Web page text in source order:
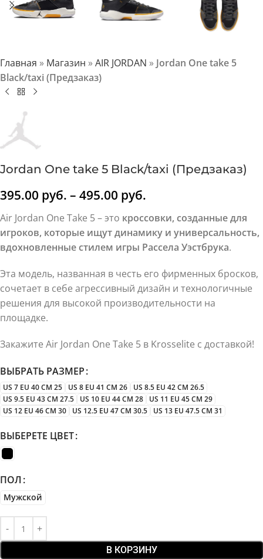
Главная » Магазин »AIR JORDAN » Jordan One take 5
Black/taxi (Предзаказ)
Jordan One take 5 Black/taxi (Предзаказ)
395.00 руб. – 495.00 руб.
Air Jordan One Take 5 – это кроссовки, созданные для
игроков, которые ищут динамику и универсальность,
вдохновленные стилем игры Рассела Уэстбрука.
Эта модель, названная в честь его фирменных бросков,
сочетает в себе агрессивный дизайн и технологичные
решения для высокой производительности на
площадке.
Закажите Air Jordan One Take 5 в Krosselite с доставкой!
ВЫБРАТЬ РАЗМЕР
US 7 EU 40 CM 25 US 8 EU 41 CM 26
US 8.5 EU 42 CM 26.5
US 9.5 EU 43 CM 27.5
US 10 EU 44 CM 28
US 11 EU 45 CM 29
US 12 EU 46 CM 30
US 12.5 EU 47 CM 30.5 US 13 EU 47.5 CM 31
ВЫБЕРЕТЕ ЦВЕТ
ПОЛ
Мужской
В КОРЗИНУ